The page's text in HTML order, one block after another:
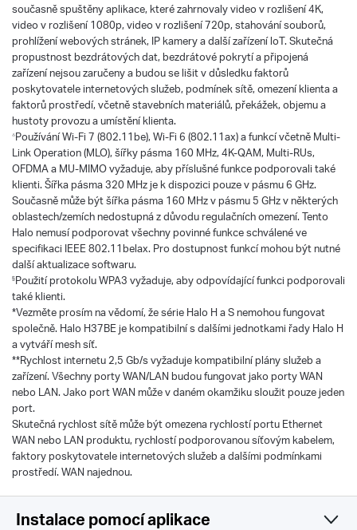
současně spuštěny aplikace, které zahrnovaly video v rozlišení 4K,
video v rozlišení 1080p, video v rozlišení 720p, stahování souborů,
prohlížení webových stránek, IP kamery a další zařízení loT. Skutečná
propustnost bezdrátových dat, bezdrátové pokrytí a připojená
zařízení nejsou zaručeny a budou se lišit v důsledku faktorů
poskytovatele internetových služeb, podmínek sítě, omezení klienta a
faktorů prostředí, včetně stavebních materiálů, překážek, objemu a
hustoty provozu a umístění klienta.
△Používání Wi-Fi 7 (802.11be), Wi-Fi 6 (802.11ax) a funkcí včetně Multi-
Link Operation (MLO), šířky pásma 160 MHz, 4K-QAM, Multi-RUs,
OFDMA a MU-MIMO vyžaduje, aby příslušné funkce podporovali také
klienti. Šířka pásma 320 MHz je k dispozici pouze v pásmu 6 GHz.
Současně může být šířka pásma 160 MHz v pásmu 5 GHz v některých
oblastech/zemích nedostupná z důvodu regulačních omezení. Tento
Halo nemusí podporovat všechny povinné funkce schválené ve
specifikaci IEEE 802.11belax. Pro dostupnost funkcí mohou být nutné
další aktualizace softwaru.
§Použití protokolu WPA3 vyžaduje, aby odpovídající funkci podporovali
také klienti.
*Vezměte prosím na vědomí, že série Halo H a S nemohou fungovat
společně. Halo H37BE je kompatibilní s dalšími jednotkami řady Halo H
a vytváří mesh síť.
**Rychlost internetu 2,5 Gb/s vyžaduje kompatibilní plány služeb a
zařízení. Všechny porty WAN/LAN budou fungovat jako porty WAN
nebo LAN. Jako port WAN může v daném okamžiku sloužit pouze jeden
port.
Skutečná rychlost sítě může být omezena rychlostí portu Ethernet
WAN nebo LAN produktu, rychlostí podporovanou síťovým kabelem,
faktory poskytovatele internetových služeb a dalšími podmínkami
prostředí. WAN najednou.
Instalace pomocí aplikace